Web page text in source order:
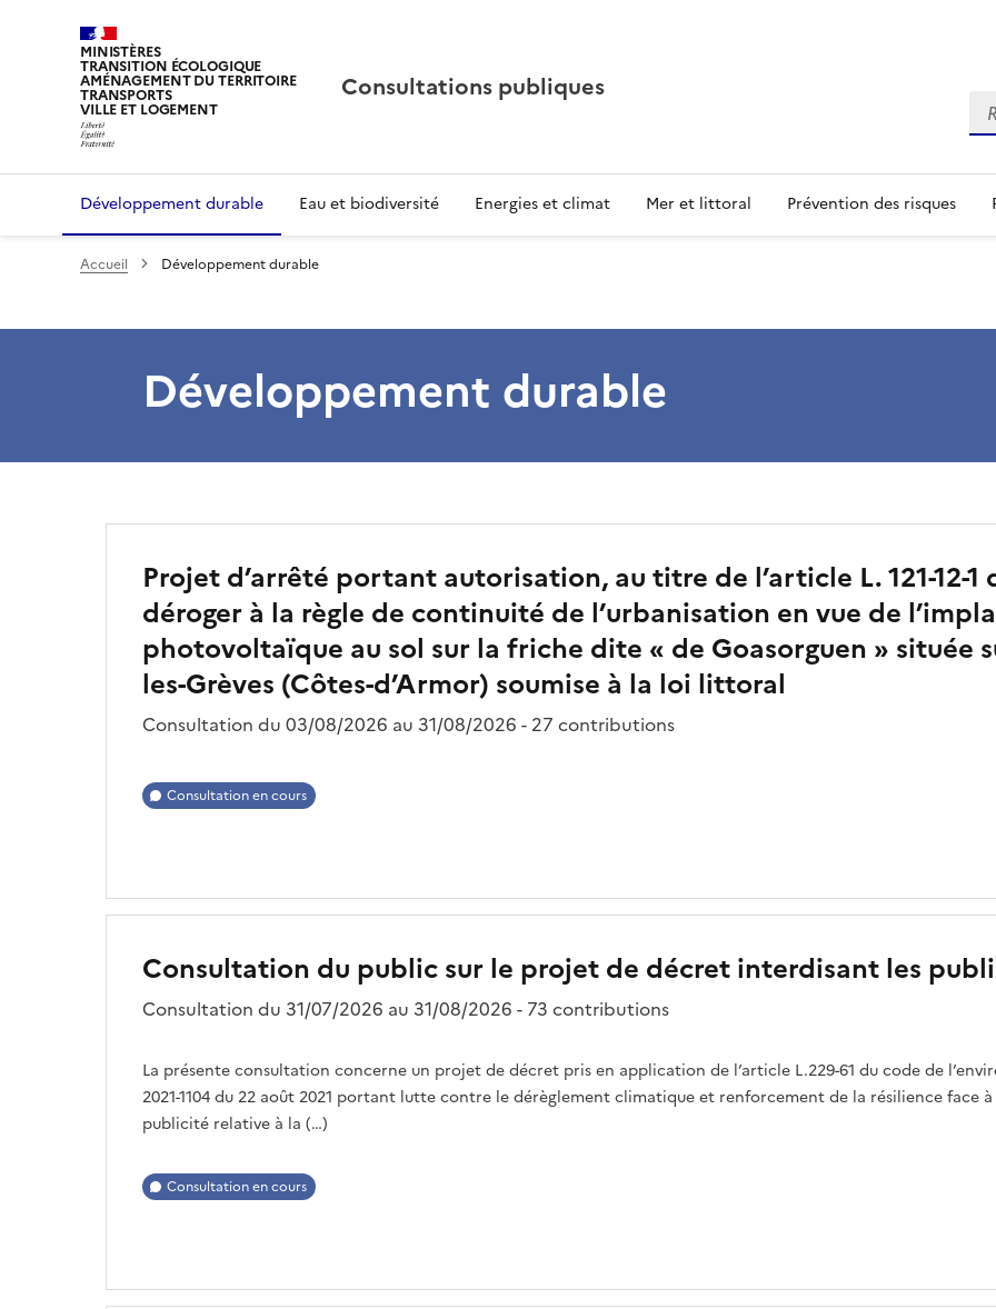
MINISTÈRES
TRANSITION ÉCOLOGIQUE
AMÉNAGEMENT DU TERRITOIRE
TRANSPORTS
VILLE ET LOGEMENT
Consultations publiques
Développement durable Eau et biodiversité Energies et climat Mer et littoral Prévention des risques
Accueil Développement durable
Développement durable
Projet d’arrêté portant autorisation, au titre de l’article L. 121-12-1
déroger à la règle de continuité de l’urbanisation en vue de
photovoltaïque au sol sur la friche dite « de Goasorguen » située
les-Grèves (Côtes-d’Armor) soumise à la loi littoral
Consultation du 03/08/2026 au 31/08/2026 - 27 contributions
Consultation en cours
Consultation du public sur le projet de décret interdisant les
Consultation du 31/07/2026 au 31/08/2026 - 73 contributions
La présente consultation concerne un projet de décret pris en application de l’article L.229-61 du code de
2021-1104 du 22 août 2021 portant lutte contre le dérèglement climatique et renforcement de la résilience face
publicité relative à la (…)
Consultation en cours